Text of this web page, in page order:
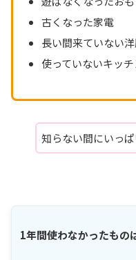
古くなった家電
長い間来ていない
使っていないキッ
知らない間にいっ
1年間使わなかったもの